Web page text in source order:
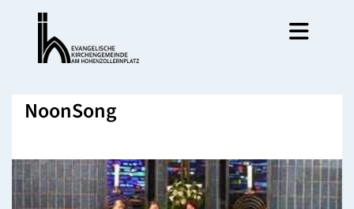
NoonSong